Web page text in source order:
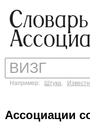
Например: Штука,
Ассоциации